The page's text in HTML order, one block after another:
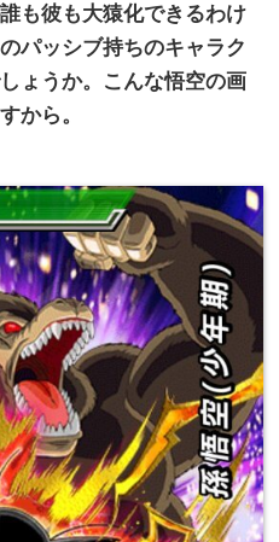
も彼も大猿化できるわけ
パッシブ持ちのキャラク
ょうか。こんな悟空の画
から。